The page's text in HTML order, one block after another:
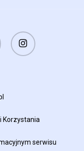
instagram
Korzystania
serwisu